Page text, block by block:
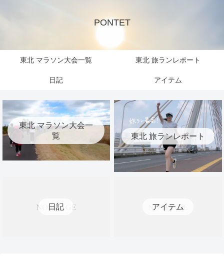
PONTET
東北 マラソン大会一覧 東北 旅ランレポート
日記 アイテム
東北 マラソン大会一
覧
東北 旅ランレポート
日記 アイテム